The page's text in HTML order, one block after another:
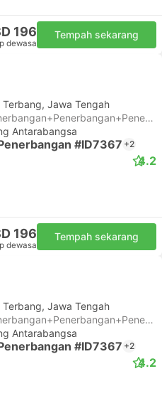
196
dewasa
Tempah sekarang
Jawa Tengah
Sambungan tidak dijamin | Penerbangan+Penerbangan+Penerbangan
Antarabangsa
#ID7367 +2
4.2
196
dewasa
Tempah sekarang
Jawa Tengah
Sambungan tidak dijamin | Penerbangan+Penerbangan+Penerbangan
Antarabangsa
#ID7367 +2
4.2